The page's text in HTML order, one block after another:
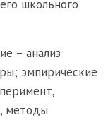
школьного
– анализ
эмпирические
методы